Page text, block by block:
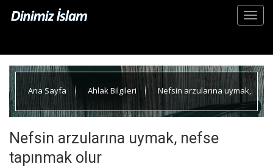
Ana Sayfa Ahlak Bilgileri Nefsin arzularına uymak,
Nefsin arzularına uymak, nefse
tapınmak olur